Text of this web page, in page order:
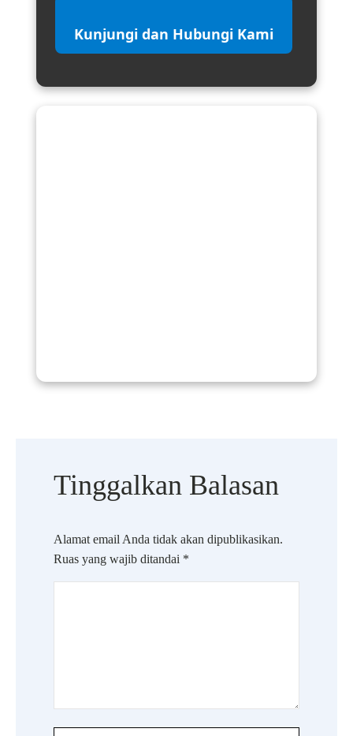
Kunjungi dan Hubungi Kami
Tinggalkan Balasan
Alamat email Anda tidak akan dipublikasikan.
Ruas yang wajib ditandai *